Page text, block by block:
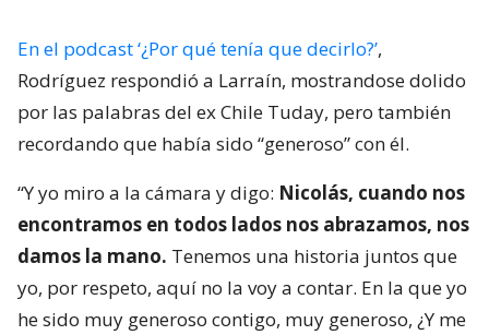
En el podcast ‘¿Por qué tenía que decirlo?’,
Rodríguez respondió a Larraín, mostrandose dolido
por las palabras del ex Chile Tuday, pero también
recordando que había sido “generoso” con él.
“Y yo miro a la cámara y digo: Nicolás, cuando nos
encontramos en todos lados nos abrazamos, nos
damos la mano. Tenemos una historia juntos que
yo, por respeto, aquí no la voy a contar. En la que yo
he sido muy generoso contigo, muy generoso, ¿Y me